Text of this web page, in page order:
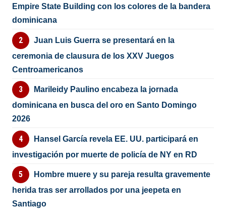
Empire State Building con los colores de la bandera
dominicana
Juan Luis Guerra se presentará en la
ceremonia de clausura de los XXV Juegos
Centroamericanos
Marileidy Paulino encabeza la jornada
dominicana en busca del oro en Santo Domingo
2026
Hansel García revela EE. UU. participará en
investigación por muerte de policía de NY en RD
Hombre muere y su pareja resulta gravemente
herida tras ser arrollados por una jeepeta en
Santiago